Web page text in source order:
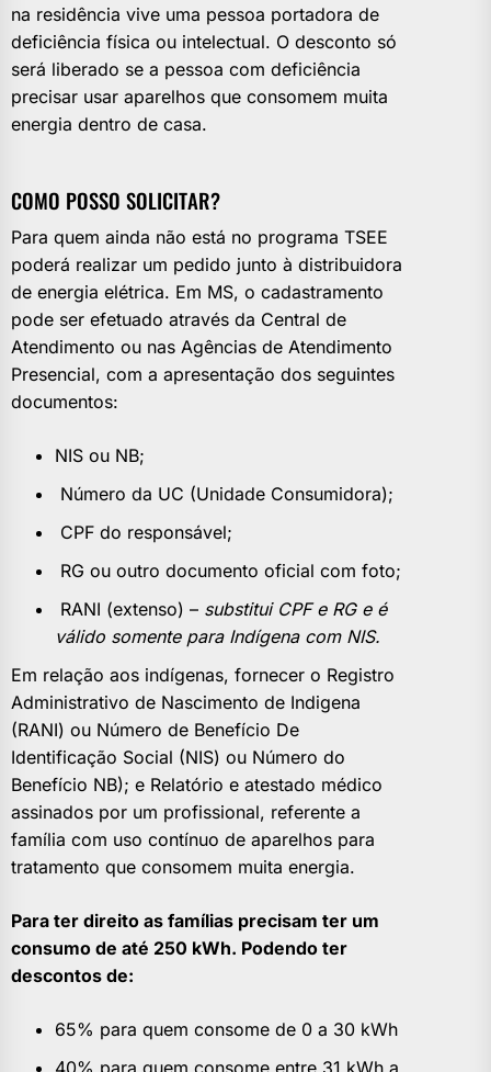
na residência vive uma pessoa portadora de
deficiência física ou intelectual. O desconto só
será liberado se a pessoa com deficiência
precisar usar aparelhos que consomem muita
energia dentro de casa.
COMO POSSO SOLICITAR?
Para quem ainda não está no programa TSEE
poderá realizar um pedido junto à distribuidora
de energia elétrica. Em MS, o cadastramento
pode ser efetuado através da Central de
Atendimento ou nas Agências de Atendimento
Presencial, com a apresentação dos seguintes
documentos:
NIS ou NB;
Número da UC (Unidade Consumidora);
CPF do responsável;
RG ou outro documento oficial com foto;
RANI (extenso) – ​ substitui CPF e RG e é
válido somente para Indígena com NIS.
Em relação aos indígenas, fornecer o Registro
Administrativo de Nascimento de Indigena
(RANI) ou Número de Benefício De
Identificação Social (NIS) ou Número do
Benefício NB); e Relatório e atestado médico
assinados por um profissional, referente a
família com uso contínuo de aparelhos para
tratamento que consomem muita energia.
Para ter direito as famílias precisam ter um
consumo de até 250 kWh. Podendo ter
descontos de:
65% para quem consome de 0 a 30 kWh